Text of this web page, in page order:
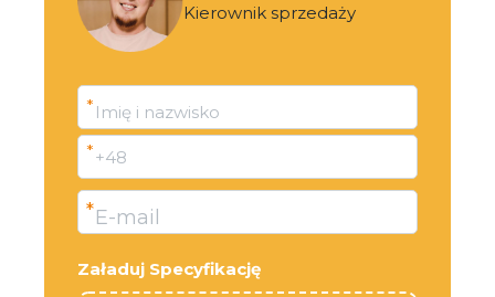
Kierownik sprzedaży
Imię i nazwisko
*
+48
*
E-mail
*
Załaduj Specyfikację